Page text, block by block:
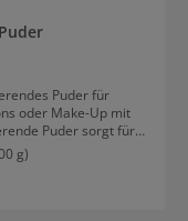
Puder für
oder Make-Up mit
Puder sorgt für
Kryolan
Gebrauch und
Finish und extra
g)
Preis: